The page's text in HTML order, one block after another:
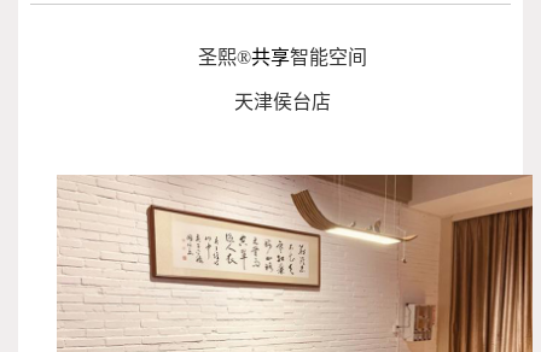
圣熙®共享智能空间
天津侯台店